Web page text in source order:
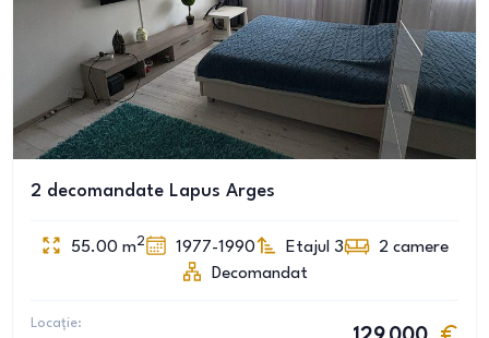
2 decomandate Lapus Arges
55.00 m2 1977-1990 Etajul 3 2 camere
Decomandat
Locație: